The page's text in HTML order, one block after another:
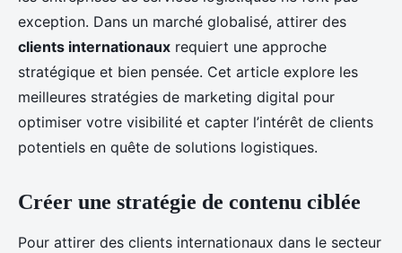
exception. Dans un marché globalisé, attirer des
clients internationaux requiert une approche
stratégique et bien pensée. Cet article explore les
meilleures stratégies de marketing digital pour
optimiser votre visibilité et capter l’intérêt de clients
potentiels en quête de solutions logistiques.
Créer une stratégie de contenu ciblée
Pour attirer des clients internationaux dans le secteur